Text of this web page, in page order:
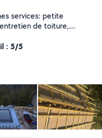
services: petite
de toiture,
: 5/5